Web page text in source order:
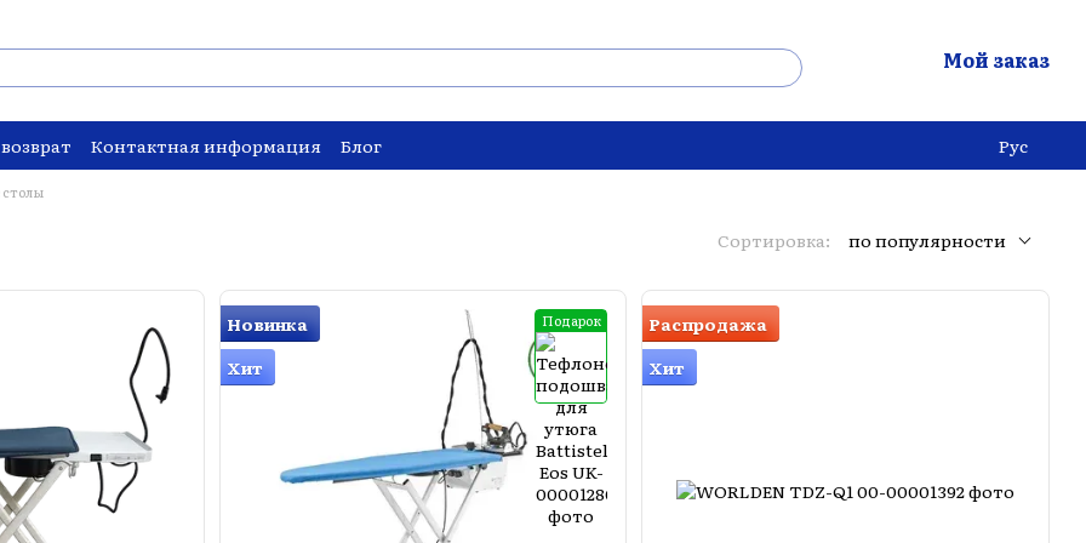
Мой заказ
Контактная информация Блог Рус
Сортировка: по популярности
Подарок
Новинка
Хит
Распродажа
Хит